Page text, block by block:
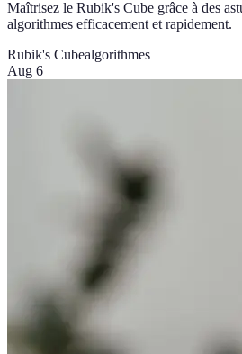
Maîtrisez le Rubik's Cube grâce à des
algorithmes efficacement et rapidement.
Rubik's Cubealgorithmes
Aug 6